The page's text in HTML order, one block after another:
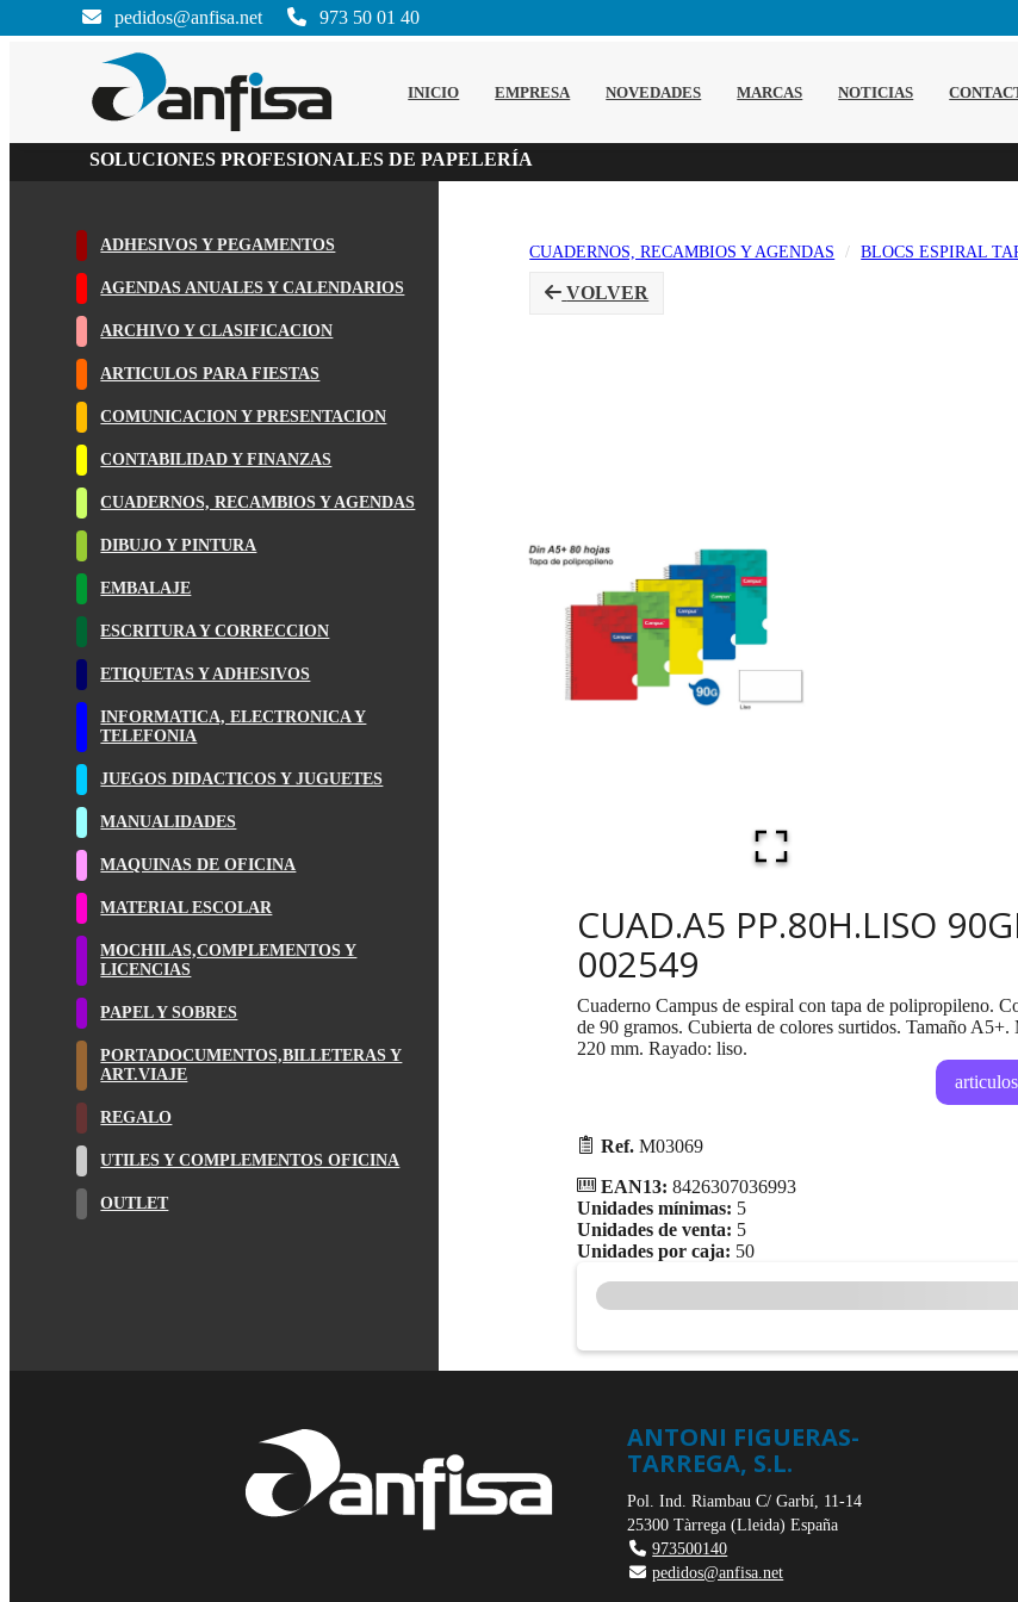
INICIO EMPRESA NOVEDADES MARCAS NOTICIAS
SOLUCIONES PROFESIONALES DE PAPELERÍA
pedidos@anfisa.net 973 50 01 40
ADHESIVOS Y PEGAMENTOS
AGENDAS ANUALES Y CALENDARIOS
ARCHIVO Y CLASIFICACION
ARTICULOS PARA FIESTAS
COMUNICACION Y PRESENTACION
CONTABILIDAD Y FINANZAS
CUADERNOS, RECAMBIOS Y AGENDAS
DIBUJO Y PINTURA
EMBALAJE
ESCRITURA Y CORRECCION
ETIQUETAS Y ADHESIVOS
INFORMATICA, ELECTRONICA Y
TELEFONIA
JUEGOS DIDACTICOS Y JUGUETES
MANUALIDADES
MAQUINAS DE OFICINA
MATERIAL ESCOLAR
MOCHILAS,COMPLEMENTOS Y
LICENCIAS
PAPEL Y SOBRES
PORTADOCUMENTOS,BILLETERAS Y
ART.VIAJE
REGALO
UTILES Y COMPLEMENTOS OFICINA
OUTLET
CUADERNOS, RECAMBIOS Y AGENDAS BLOCS ESPIRAL
VOLVER
CUAD.A5 PP.80H.LISO
002549
Cuaderno Campus de espiral con tapa de polipropileno.
de 90 gramos. Cubierta de colores surtidos. Tamaño A5+.
220 mm. Rayado: liso.
Ref. M03069
EAN13: 8426307036993
Unidades mínimas: 5
Unidades de venta: 5
Unidades por caja: 50
ANTONI FIGUERAS-
TARREGA, S.L.
Pol. Ind. Riambau C/ Garbí, 11-14
25300 Tàrrega(Lleida) España
973500140
pedidos@anfisa.net